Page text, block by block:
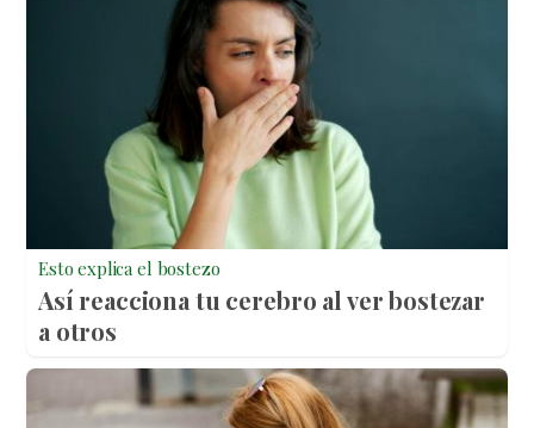
Esto explica el bostezo
Así reacciona tu cerebro al ver bostezar
a otros